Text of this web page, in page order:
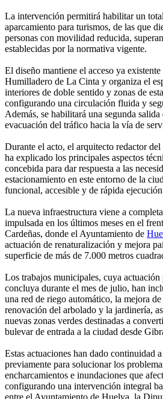
La intervención permitirá habilitar un
aparcamiento para turismos, de las que
personas con movilidad reducida,
establecidas por la normativa vigente.
El diseño mantiene el acceso ya existente
Humilladero de La Cinta y organiza el
interiores de doble sentido y zonas de
configurando una circulación fluida y
Además, se habilitará una segunda
evacuación del tráfico hacia la vía de
Durante el acto, el arquitecto redactor
ha explicado los principales aspectos
concebida para dar respuesta a las
estacionamiento en este entorno de la
funcional, accesible y de rápida
La nueva infraestructura viene a
impulsada en los últimos meses en el
Cardeñas, donde el Ayuntamiento de
actuación de renaturalización y mejora
superficie de más de 7.000 metros
Los trabajos municipales, cuya
concluya durante el mes de julio, han
una red de riego automático, la mejora
renovación del arbolado y la jardinería,
nuevas zonas verdes destinadas a
bulevar de entrada a la ciudad desde
Estas actuaciones han dado continuidad
previamente para solucionar los
encharcamientos e inundaciones que
configurando una intervención integral
entre el Ayuntamiento de Huelva, la